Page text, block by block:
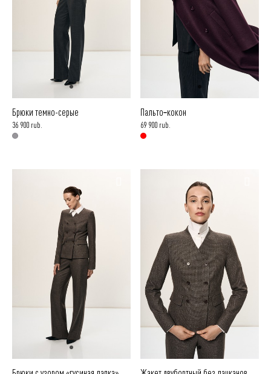
Брюки темно-серые
36 900 rub.
Пальто‑кокон
69 900 rub.